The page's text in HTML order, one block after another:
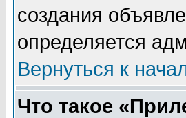
создания
определяется
Вернуться к
Что такое